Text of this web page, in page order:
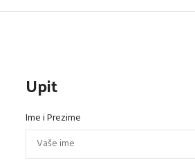
Upit
Ime i Prezime